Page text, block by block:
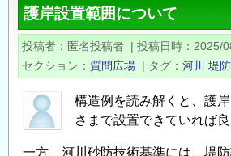
く
ず
護岸設置範囲について
投稿者 匿名投稿者 | 投稿日時
2025/
セクション
質問広場 | タグ 河川 堤防
構造例を読み解くと、護
さまで設置できていれば良
一方、河川砂防技術基準には、堤防